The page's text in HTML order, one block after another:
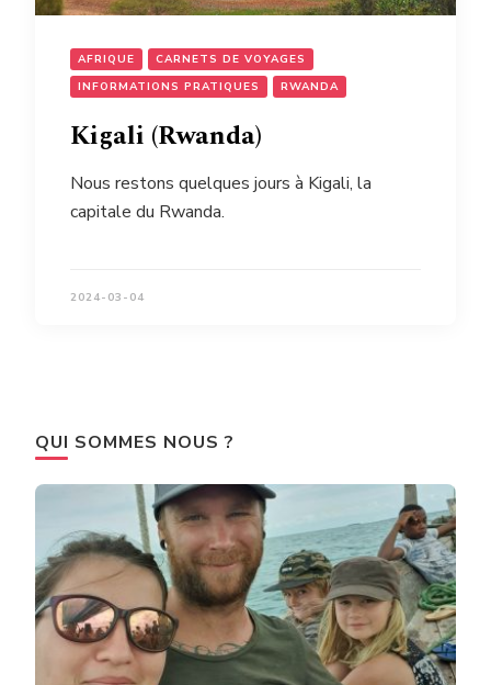
AFRIQUE
CARNETS DE VOYAGES
INFORMATIONS PRATIQUES
RWANDA
Kigali (Rwanda)
Nous restons quelques jours à Kigali, la
capitale du Rwanda.
2024-03-04
QUI SOMMES NOUS ?